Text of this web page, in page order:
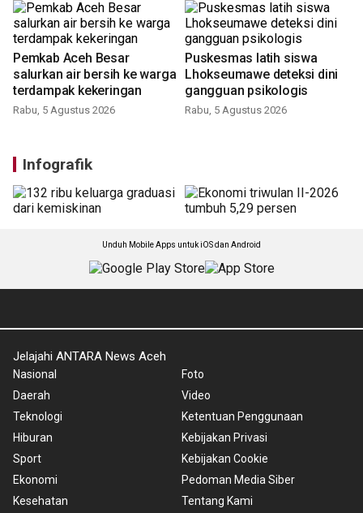
Pemkab Aceh Besar
salurkan air bersih ke warga
terdampak kekeringan
Rabu, 5 Agustus 2026
Puskesmas latih siswa
Lhokseumawe deteksi dini
gangguan psikologis
Rabu, 5 Agustus 2026
Infografik
Unduh Mobile Apps untuk iOS dan Android
Jelajahi ANTARA News Aceh
Nasional
Daerah
Teknologi
Hiburan
Sport
Ekonomi
Kesehatan
Foto
Video
Ketentuan Penggunaan
Kebijakan Privasi
Kebijakan Cookie
Pedoman Media Siber
Tentang Kami